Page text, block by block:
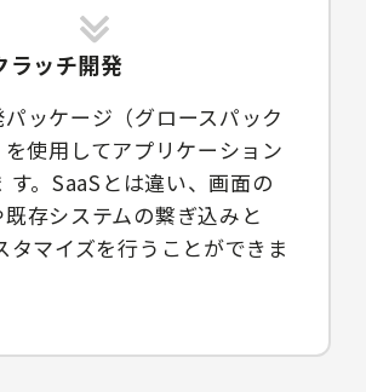
ラッチ開発
ッケージ（グロースパック
使用してアプリケーション
す。SaaSとは違い、画面の
存システムの繋ぎ込みと
タマイズを行うことができま